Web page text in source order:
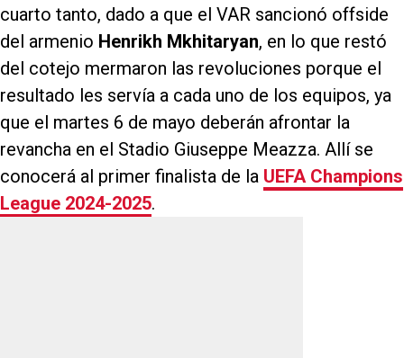
cuarto tanto, dado a que el VAR sancionó offside
del armenio Henrikh Mkhitaryan, en lo que restó
del cotejo mermaron las revoluciones porque el
resultado les servía a cada uno de los equipos, ya
que el martes 6 de mayo deberán afrontar la
revancha en el Stadio Giuseppe Meazza. Allí se
conocerá al primer finalista de la UEFA Champions
League 2024-2025.